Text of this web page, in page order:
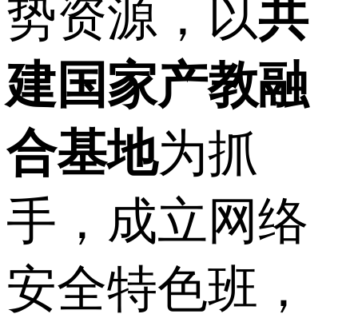
势资源，以共
建国家产教融
合基地为抓
手，成立网络
安全特色班，